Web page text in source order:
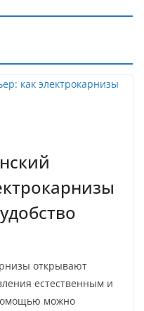
открывают
естественным и
можно